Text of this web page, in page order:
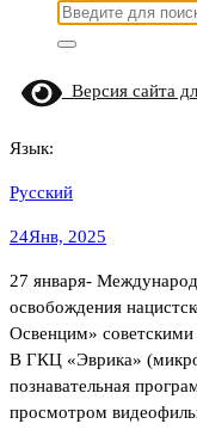
Найти:
Версия сайта
Язык:
Русский
24Янв, 2025
27 января-
освобождения
Освенцим» советскими
В ГКЦ «Эврика»
познавательная
просмотром